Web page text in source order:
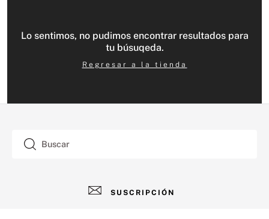
Lo sentimos, no pudimos encontrar resultados para
tu búsuqeda.
Regresar a la tienda
Buscar
SUSCRIPCIÓN